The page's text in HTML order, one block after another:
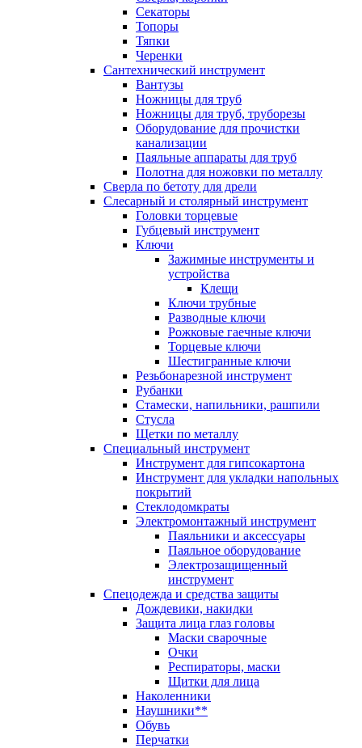
Секаторы
Топоры
Тяпки
Черенки
Сантехнический инструмент
Вантузы
Ножницы для труб
Ножницы для труб, труборезы
Оборудование для прочистки
канализации
Паяльные аппараты для труб
Полотна для ножовки по металлу
Сверла по бетоту для дрели
Слесарный и столярный инструмент
Головки торцевые
Губцевый инструмент
Ключи
Зажимные инструменты и
устройства
Клещи
Ключи трубные
Разводные ключи
Рожковые гаечные ключи
Торцевые ключи
Шестигранные ключи
Резьбонарезной инструмент
Рубанки
Стамески, напильники, рашпили
Стусла
Щетки по металлу
Специальный инструмент
Инструмент для гипсокартона
Инструмент для укладки напольных
покрытий
Стеклодомкраты
Электромонтажный инструмент
Паяльники и аксессуары
Паяльное оборудование
Электрозащищенный
инструмент
Спецодежда и средства защиты
Дождевики, накидки
Защита лица глаз головы
Маски сварочные
Очки
Респираторы, маски
Щитки для лица
Наколенники
Наушники**
Обувь
Перчатки